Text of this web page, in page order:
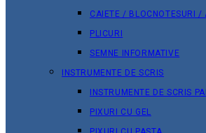
CAIETE / BLOCNOTESURI /
PLICURI
SEMNE INFORMATIVE
INSTRUMENTE DE SCRIS
INSTRUMENTE DE SCRIS
PIXURI CU GEL